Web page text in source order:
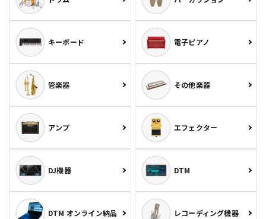
キーボード 電子ピアノ
管楽器 その他楽器
アンプ エフェクター
DJ機器 DTM
DTM オンライン納品 レコーディング機器